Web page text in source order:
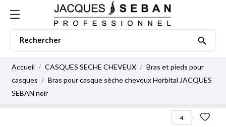

Accueil CASQUES SECHE CHEVEUX
Bras et pieds pour
casques
Bras pour casque sèche cheveux Horbital JACQUES
SEBAN noir
4